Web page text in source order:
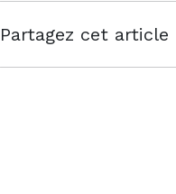
Partagez cet article